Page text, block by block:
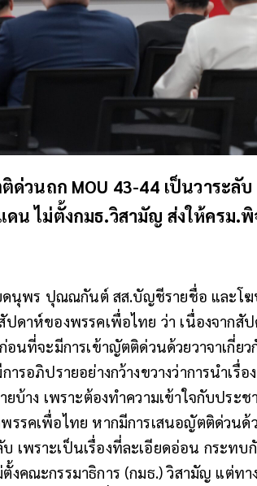
วนถก MOU 43-44 เป็นวาระลับ
น ไม่ตั้งกมธ.วิสามัญ ส่งให้ครม.พิ
ดนุพร ปุณณกันต์ สส.บัญชีรายชื่อ และโ
ปดาห์ของพรรคเพื่อไทย ว่า เนื่องจากสั
นที่จะมีการเข้าญัตติด่วนด้วยวาจาเกี่ยว
อภิปรายอย่างกว้างขวางว่าการนำเรื่อ
ยบ้าง เพราะต้องทำความเข้าใจกับประ
รรคเพื่อไทย หากมีการเสนอญัตติด่วนด้
เพราะเป็นเรื่องที่ละเอียดอ่อน กระทบ
งคณะกรรมาธิการ (กมธ.) วิสามัญ แต่ทา